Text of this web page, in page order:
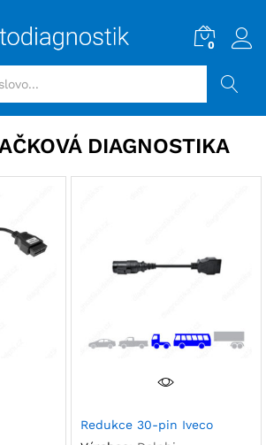
0
DIAGNOSTIKA
Redukce 30-pin Iveco